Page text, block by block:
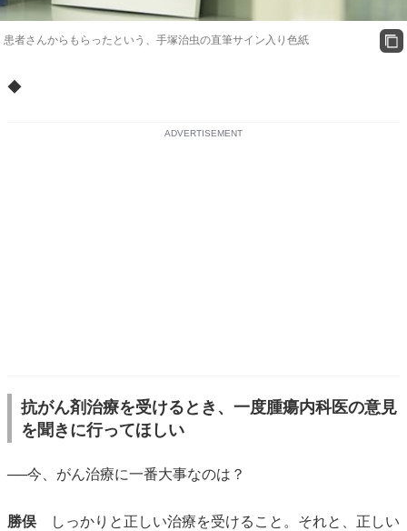
患者さんからもらったという、手塚治虫の直筆サイン入り色紙
◆
ADVERTISEMENT
抗がん剤治療を受けるとき、一度腫瘍内科医の意見
を聞きに行ってほしい
──今、がん治療に一番大事なのは？
勝俣しっかりと正しい治療を受けること。それと、正しい